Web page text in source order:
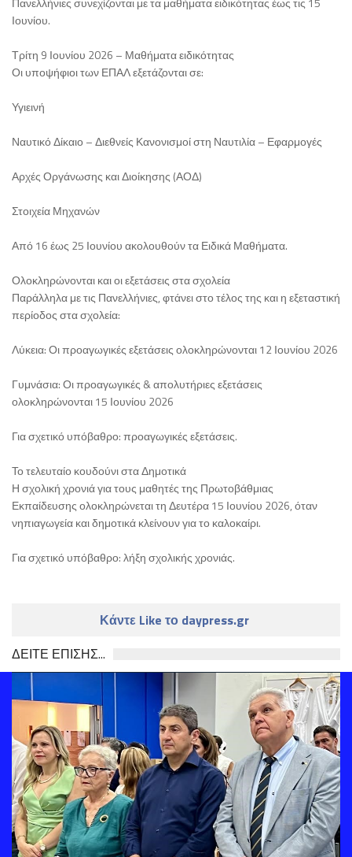
Ιουνίου.
Τρίτη 9 Ιουνίου 2026 – Μαθήματα ειδικότητας
Οι υποψήφιοι των ΕΠΑΛ εξετάζονται σε:
Υγιεινή
Ναυτικό Δίκαιο – Διεθνείς Κανονισμοί στη Ναυτιλία – Εφαρμογές
Αρχές Οργάνωσης και Διοίκησης (ΑΟΔ)
Στοιχεία Μηχανών
Από 16 έως 25 Ιουνίου ακολουθούν τα Ειδικά Μαθήματα.
Ολοκληρώνονται και οι εξετάσεις στα σχολεία
Παράλληλα με τις Πανελλήνιες, φτάνει στο τέλος της και η εξεταστική
περίοδος στα σχολεία:
Λύκεια: Οι προαγωγικές εξετάσεις ολοκληρώνονται 12 Ιουνίου 2026
Γυμνάσια: Οι προαγωγικές & απολυτήριες εξετάσεις
ολοκληρώνονται 15 Ιουνίου 2026
Για σχετικό υπόβαθρο: προαγωγικές εξετάσεις.
Το τελευταίο κουδούνι στα Δημοτικά
Η σχολική χρονιά για τους μαθητές της Πρωτοβάθμιας
Εκπαίδευσης ολοκληρώνεται τη Δευτέρα 15 Ιουνίου 2026, όταν
νηπιαγωγεία και δημοτικά κλείνουν για το καλοκαίρι.
Για σχετικό υπόβαθρο: λήξη σχολικής χρονιάς.
Κάντε Like το daypress.gr
ΔΕΙΤΕ ΕΠΙΣΗΣ...